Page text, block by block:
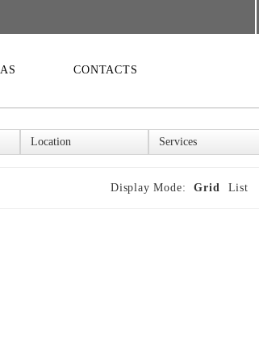
CONTACTS
Display Mode: Grid List